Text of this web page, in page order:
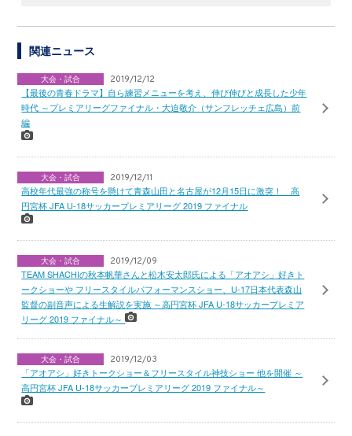
関連ニュース
大会・試合 2019/12/12
【最後の青春ドラマ】自ら練習メニューを考え、伸び伸びと成長した少年
時代 ～プレミアリーグファイナル・大迫敬介（サンフレッチェ広島）前
編
大会・試合 2019/12/11
高校年代最強の称号を懸けて青森山田と名古屋が12月15日に激突！ 高
円宮杯 JFA U-18サッカープレミアリーグ 2019 ファイナル
大会・試合 2019/12/09
TEAM SHACHIの秋本帆華さんと松木安太郎氏による「アオアシ」好きト
ークショーや フリースタイルパフォーマンスショー、U-17日本代表森山
監督の副音声による生解説を実施 ～高円宮杯 JFA U-18サッカープレミア
リーグ 2019 ファイナル～
大会・試合 2019/12/03
「アオアシ」好きトークショー＆フリースタイル神技ショー 他を開催 ～
高円宮杯 JFA U-18サッカープレミアリーグ 2019 ファイナル～